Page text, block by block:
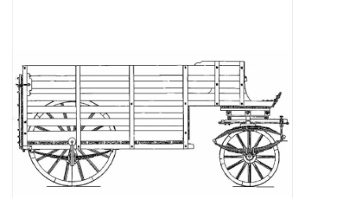
Neue Zeichnungen
NEUE ZEITSCHRIFTEN
ABONNEMENT DER